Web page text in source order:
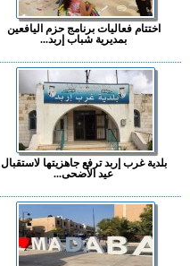
اختتام فعاليات برنامج حزم اليافعين
بمديرية شباب إربد...
بلدية غرب إربد ترفع جاهزيتها لاستقبال
عيد الأضحى...